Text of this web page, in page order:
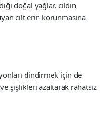
doğal yağlar, cildin
ciltlerin korunmasına
dindirmek için de
şişlikleri azaltarak rahatsız